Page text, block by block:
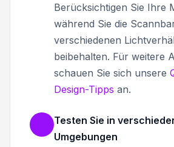
Berücksichtigen Sie Ihre
während Sie die
verschiedenen
beibehalten. Für weitere
schauen Sie sich unsere
Design-Tipps an.
Testen Sie in
Umgebungen